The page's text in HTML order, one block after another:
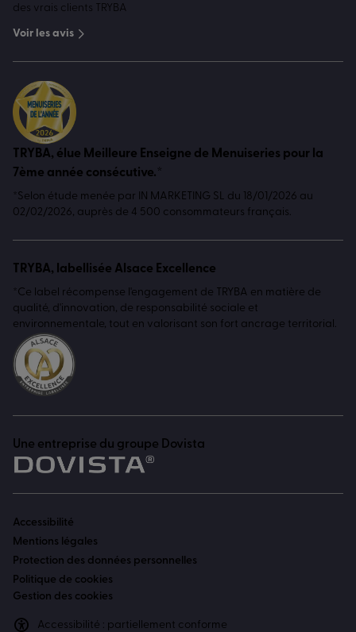
des vrais clients TRYBA
Voir les avis
TRYBA, élue Meilleure Enseigne de Menuiseries pour la
7ème année consécutive.*
*Selon étude menée par IN MARKETING SL du 18/01/2026 au
02/02/2026, auprès de 4 500 consommateurs français.
TRYBA, labellisée Alsace Excellence
*Ce label récompense l'engagement de TRYBA en matière de
qualité, d'innovation, de responsabilité sociale et
environnementale, tout en valorisant son fort ancrage territorial.
Une entreprise du groupe Dovista
Accessibilité
Mentions légales
Protection des données personnelles
Politique de cookies
Gestion des cookies
Accessibilité : partiellement conforme